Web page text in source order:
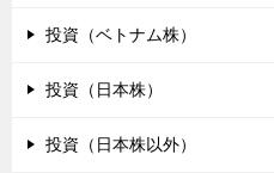
投資（ベトナム株）
投資（日本株）
投資（日本株以外）